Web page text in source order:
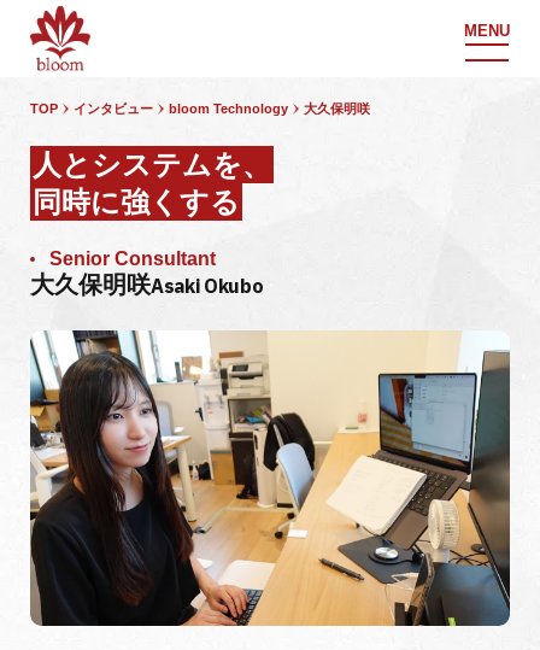
MENU
TOP インタビュー bloom Technology 大久保明咲
人とシステムを、
同時に強くする
Senior Consultant
大久保明咲Asaki Okubo